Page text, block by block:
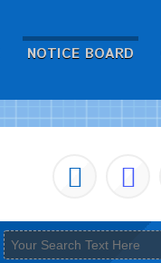
NOTICE BOARD